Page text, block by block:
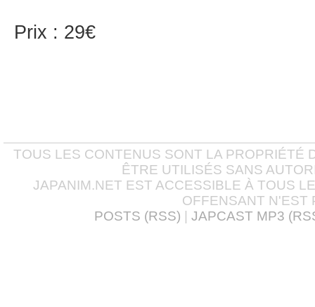
Prix : 29€
TOUS LES CONTENUS SONT LA PROPRIÉTÉ
ÊTRE UTILISÉS SANS
JAPANIM.NET EST ACCESSIBLE À TOUS
OFFENSANT N'EST
POSTS (RSS)
JAPCAST MP3